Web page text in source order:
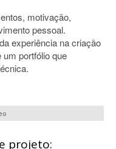
motivação,
pessoal.
experiência na criação
portfólio que
projeto: